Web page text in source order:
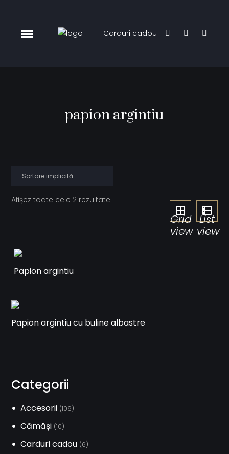
Carduri cadou
papion argintiu
Afișez toate cele 2 rezultate
Grid
view
List
view
Papion argintiu
Papion argintiu cu buline albastre
Categorii
Accesorii (106)
Cămăși (10)
Carduri cadou (6)